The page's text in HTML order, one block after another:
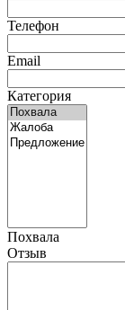
Телефон
Email
Категория
Похвала
Отзыв